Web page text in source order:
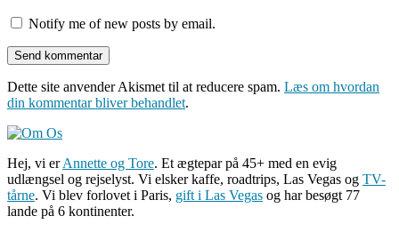
Notify me of new posts by email.
Dette site anvender Akismet til at reducere spam. Læs om hvordan
din kommentar bliver behandlet.
Hej, vi erAnnette og Tore. Et ægtepar på 45+ med en evig
udlængsel og rejselyst. Vi elsker kaffe, roadtrips, Las Vegas og TV-
tårne. Vi blev forlovet i Paris, gift i Las Vegas og har besøgt 77
lande på 6 kontinenter.